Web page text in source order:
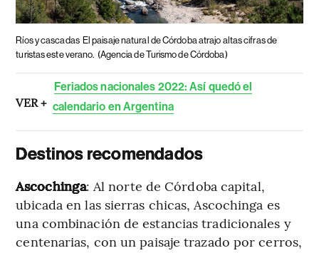
Ríos y cascadas El paisaje natural de Córdoba atrajo altas cifras de
turistas este verano. (Agencia de Turismo de Córdoba)
VER +
Feriados nacionales 2022: Así quedó el
calendario en Argentina
Destinos recomendados
Ascochinga: Al norte de Córdoba capital,
ubicada en las sierras chicas, Ascochinga es
una combinación de estancias tradicionales y
centenarias, con un paisaje trazado por cerros,